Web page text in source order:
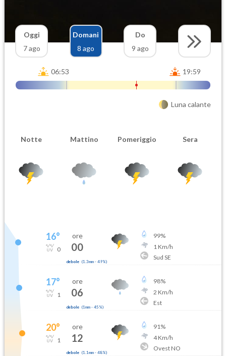
Oggi
7 ago
Domani
8 ago
Do
9 ago
06:53 19:59
Luna calante
Notte Mattino Pomeriggio Sera
16°
0
ore
00
debole (1.3mm- 49%)
99%
1 Km/h
Sud SE
17°
1
ore
06
debole (1mm- 45 %)
98%
2 Km/h
Est
20°
1
ore
12
debole (1.1mm- 48%)
91%
4Km/h
Ovest NO